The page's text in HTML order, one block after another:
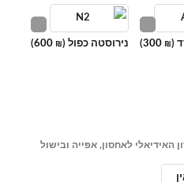
(
300 ₪
) נירוסטה כפול ( 600 ₪
)
האידיאלי לאחסון, אפייה ובישול